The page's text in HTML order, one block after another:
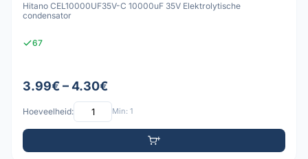
Hitano CEL10000UF35V-C 10000uF 35V Elektrolytische
condensator
67
3.99€ – 4.30€
Hoeveelheid: Min: 1